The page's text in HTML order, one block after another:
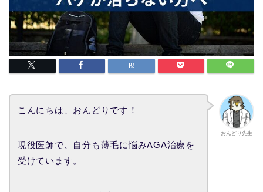
おんどり先生
こんにちは、おんどりです！
現役医師で、自分も薄毛に悩みAGA治療を
受けています。